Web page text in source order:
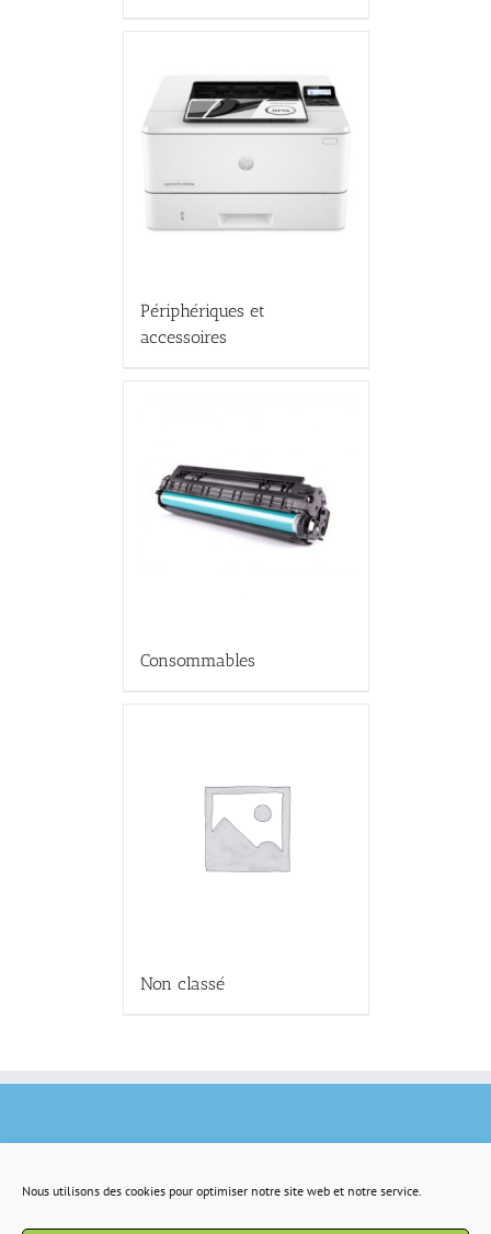
Nous utilisons des cookies pour optimiser notre site web et notre service.
Périphériques et
accessoires
Consommables
Non classé